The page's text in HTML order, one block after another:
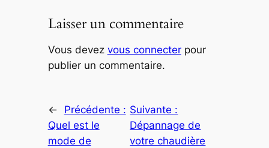
Laisser un commentaire
Vous devez vous connecterpour
publier un commentaire.
←
Précédente :
Quel est le
mode de
Suivante :
Dépannage de
votre chaudière